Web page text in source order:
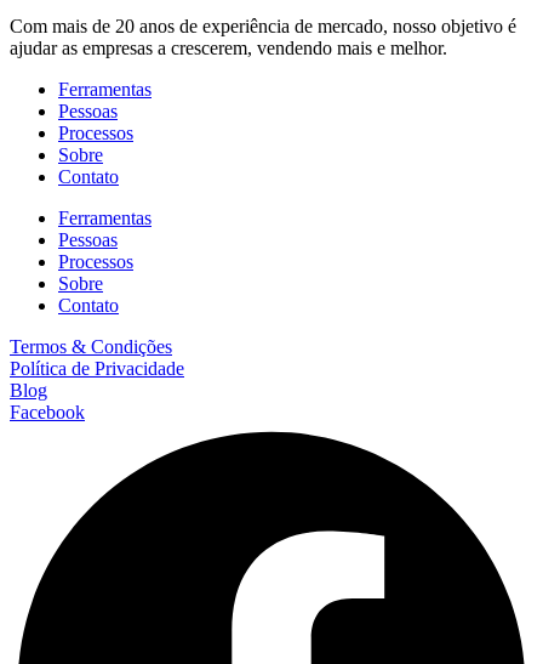
Com mais de 20 anos de experiência de mercado, nosso objetivo é
ajudar as empresas a crescerem, vendendo mais e melhor.
Ferramentas
Pessoas
Processos
Sobre
Contato
Ferramentas
Pessoas
Processos
Sobre
Contato
Termos & Condições
Política de Privacidade
Blog
Facebook